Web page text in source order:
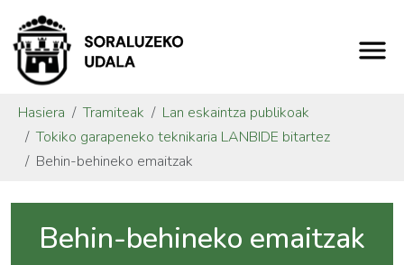
Hasiera Tramiteak
Lan eskaintza publikoak
Tokiko garapeneko teknikaria LANBIDE bitartez
Behin-behineko emaitzak
Behin-behineko emaitzak